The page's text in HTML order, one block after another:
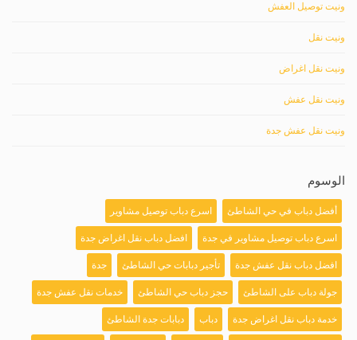
ونيت توصيل العفش
ونيت نقل
ونيت نقل اغراض
ونيت نقل عفش
ونيت نقل عفش جدة
الوسوم
أفضل دباب في حي الشاطئ اسرع دباب توصيل مشاوير
اسرع دباب توصيل مشاوير في جدة افضل دباب نقل اغراض جدة
افضل دباب نقل عفش جدة تأجير دبابات حي الشاطئ جدة
جولة دباب على الشاطئ حجز دباب حي الشاطئ خدمات نقل عفش جدة
خدمة دباب نقل اغراض جدة دباب دبابات جدة الشاطئ